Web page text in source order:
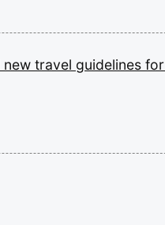
new travel guidelines for